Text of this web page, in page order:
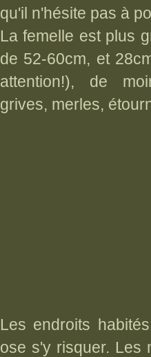
qu'il n'hésite pas à
La femelle est plus
de 52-60cm, et
attention!), de
grives, merles,
Les endroits
ose s'y risquer. Les